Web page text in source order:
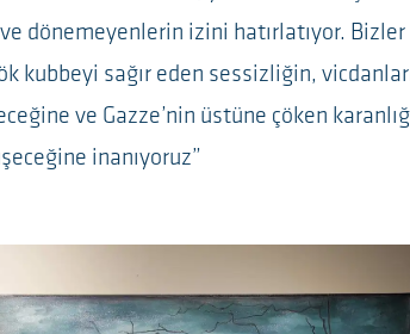
dönemeyenlerin izini hatırlatıyor. Bizler
kubbeyi sağır eden sessizliğin,
ve Gazze’nin üstüne çöken
inanıyoruz”